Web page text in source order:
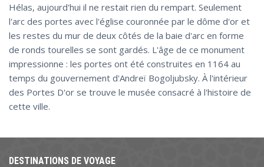
Hélas, aujourd'hui il ne restait rien du rempart. Seulement
l'arc des portes avec l'église couronnée par le dôme d'or et
les restes du mur de deux côtés de la baie d'arc en forme
de ronds tourelles se sont gardés. L'âge de ce monument
impressionne : les portes ont été construites en 1164 au
temps du gouvernement d'Andreï Bogoljubsky. À l'intérieur
des Portes D'or se trouve le musée consacré à l'histoire de
cette ville.
DESTINATIONS DE VOYAGE